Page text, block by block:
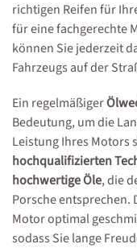
richtigen Reifen für
für eine fachgerechte
können Sie jederzeit
Fahrzeugs auf der
Ein regelmäßiger
Bedeutung, um die
Leistung Ihres Motors
hochqualifizierten
hochwertige Öle, die
Porsche
Motor optimal
sodass Sie lange